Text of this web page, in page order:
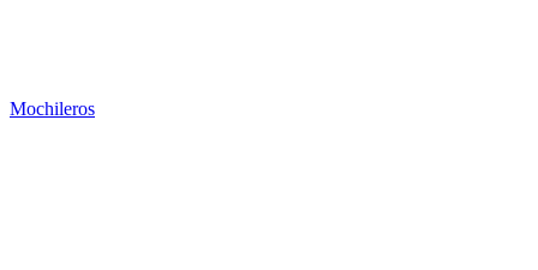
Mochileros